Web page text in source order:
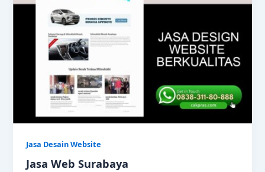
Jasa Desain Website
Jasa Web Surabaya